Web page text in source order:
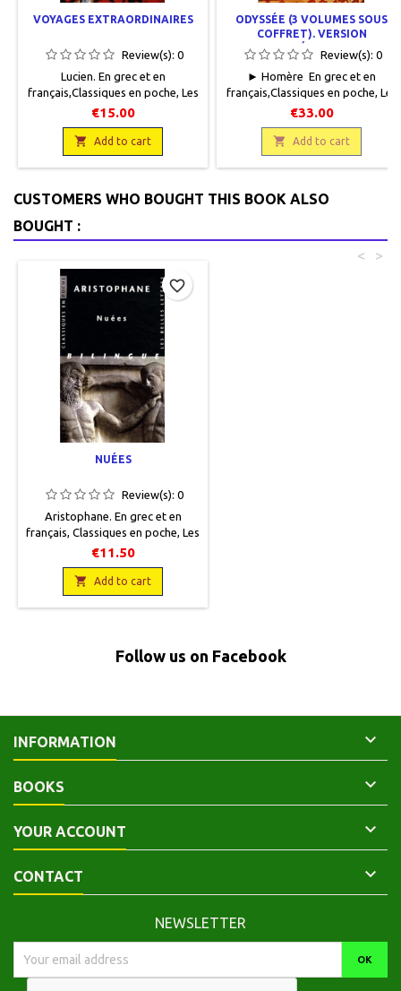
VOYAGES EXTRAORDINAIRES
Review(s): 0
Lucien. En grec et en
français,Classiques en poche, Les
Belles Lettres, 2009, 11 x 18, XX +
476 pages, broché. Neuf,
9782251800011
€15.00
 Add to cart
ODYSSÉE (3 VOLUMES SOUS
COFFRET). VERSION
INTÉGRALE
Review(s): 0
► Homère En grec et en
français,Classiques en poche, Les
Belles Lettres 2012, 11 x 18, 350
pages, broché. Sous coffret .
Neuf.9782251800233Indisponible
€33.00
 Add to cart
CUSTOMERS WHO BOUGHT THIS BOOK ALSO
BOUGHT :
>
<
NUÉES
Review(s): 0
Aristophane. En grec et en
français, Classiques en poche, Les
Belles Lettres, 2009, 11 x 158,
XXX + 206 pages, broché. Neuf,
9782251800028
€11.50
 Add to cart
favorite_border
Follow us on Facebook
INFORMATION 
BOOKS 
YOUR ACCOUNT 
CONTACT 
NEWSLETTER